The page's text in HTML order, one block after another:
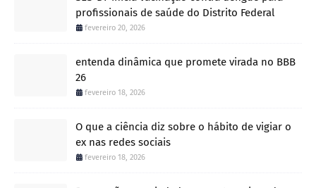
profissionais de saúde do Distrito Federal
fevereiro 20, 2026
entenda dinâmica que promete virada no BBB
26
fevereiro 18, 2026
O que a ciência diz sobre o hábito de vigiar o
ex nas redes sociais
fevereiro 18, 2026